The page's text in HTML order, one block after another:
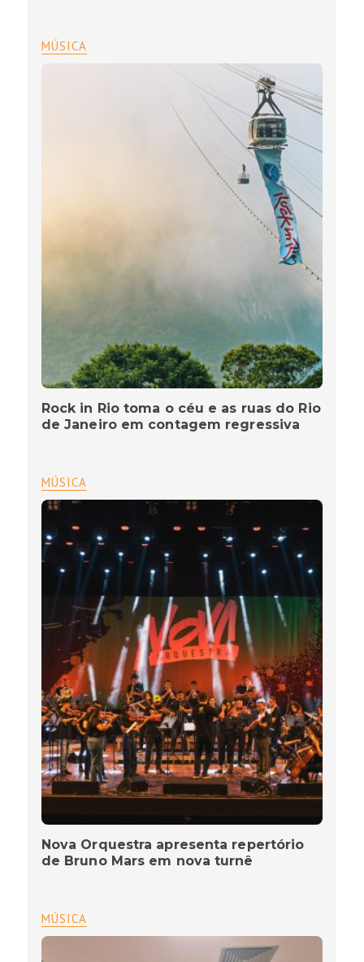
MÚSICA
Rock in Rio toma o céu e as ruas do Rio
de Janeiro em contagem regressiva
MÚSICA
Nova Orquestra apresenta repertório
de Bruno Mars em nova turnê
MÚSICA